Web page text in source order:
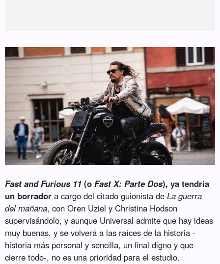
Fast and Furious 11 (oFast X: Parte Dos), ya tendría
un borrador a cargo del citado guionista deLa guerra
del mañana, con Oren Uziel y Christina Hodson
supervisándolo, y aunque Universal admite que hay ideas
muy buenas, y se volverá a las raíces de la historia -
historia más personal y sencilla, un final digno y que
cierre todo-, no es una prioridad para el estudio.